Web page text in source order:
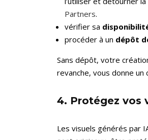
Partners.
vérifier sa
procéder à un dépôt
Sans dépôt, votre
revanche, vous donne un
4. Protégez vos
Les visuels générés par